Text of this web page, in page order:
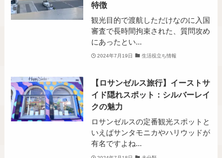
特徴
観光目的で渡航しただけなのに入国
審査で長時間拘束された、質問攻め
にあったとい...
2024年7月19日 生活役立ち情報
【ロサンゼルス旅行】イーストサ
イド隠れスポット：シルバーレイ
クの魅力
ロサンゼルスの定番観光スポットと
いえばサンタモニカやハリウッドが
有名ですよね...